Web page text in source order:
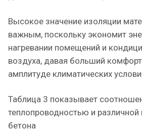
Высокое значение изоляции
важным, поскольку экономит
нагревании помещений и
воздуха, давая больший
амплитуде климатических
Таблица 3 показывает
теплопроводностью и
бетона